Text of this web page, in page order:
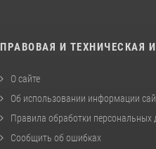
ПРАВОВАЯ И ТЕХНИЧЕСКАЯ
О сайте
Об использовании информации
Правила обработки персональных
Сообщить об ошибках